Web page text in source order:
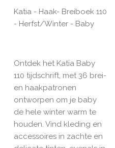
Katia - Haak- Breiboek 110
- Herfst/Winter - Baby
Ontdek het Katia Baby
110 tijdschrift, met 36 brei-
en haakpatronen
ontworpen om je baby
de hele winter warm te
houden. Vind kleding en
accessoires in zachte en